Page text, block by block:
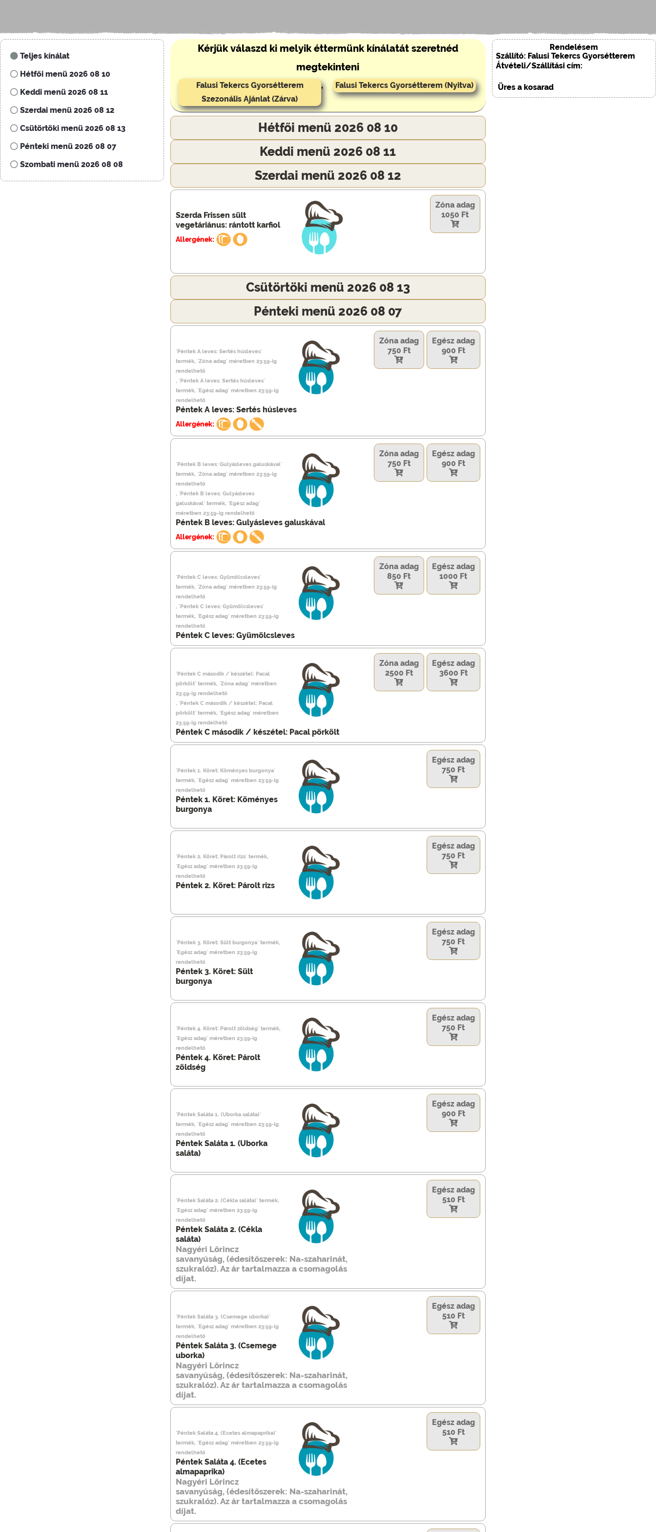
Teljes kínálat
Hétfői menü 2026 08 10
Keddi menü 2026 08 11
Szerdai menü 2026 08 12
Csütörtöki menü 2026 08 13
Pénteki menü 2026 08 07
Szombati menü 2026 08 08
Kérjük válaszd ki melyik éttermünk kínálatát szeretnéd
megtekinteni
Falusi Tekercs Gyorsétterem
Szezonális Ajánlat (Zárva)
, Falusi Tekercs Gyorsétterem (Nyitva)
Hétfői menü 2026 08 10
Keddi menü 2026 08 11
Szerdai menü 2026 08 12
Szerda Frissen sült
vegetáriánus: rántott karfiol
Allergének:
Zóna adag
1050 Ft
Csütörtöki menü 2026 08 13
Pénteki menü 2026 08 07
`Péntek A leves: Sertés húsleves`
termék, `Zóna adag` méretben 23:59-ig
rendelhető
, `Péntek A leves: Sertés húsleves`
termék, `Egész adag` méretben 23:59-ig
rendelhető
Péntek A leves: Sertés húsleves
Allergének:
Zóna adag
750 Ft
Egész adag
900 Ft
`Péntek B leves: Gulyásleves galuskával`
termék, `Zóna adag` méretben 23:59-ig
rendelhető
, `Péntek B leves: Gulyásleves
galuskával` termék, `Egész adag`
méretben 23:59-ig rendelhető
Péntek B leves: Gulyásleves galuskával
Allergének:
Zóna adag
750 Ft
Egész adag
900 Ft
`Péntek C leves: Gyümölcsleves`
termék, `Zóna adag` méretben 23:59-ig
rendelhető
, `Péntek C leves: Gyümölcsleves`
termék, `Egész adag` méretben 23:59-ig
rendelhető
Péntek C leves: Gyümölcsleves
Zóna adag
850 Ft
Egész adag
1000 Ft
`Péntek C második / készétel: Pacal
pörkölt` termék, `Zóna adag` méretben
23:59-ig rendelhető
, `Péntek C második / készétel: Pacal
pörkölt` termék, `Egész adag` méretben
23:59-ig rendelhető
Péntek C második / készétel: Pacal pörkölt
Zóna adag
2500 Ft
Egész adag
3600 Ft
`Péntek 1. Köret: Köményes burgonya`
termék, `Egész adag` méretben 23:59-ig
rendelhető
Péntek 1. Köret: Köményes
burgonya
Egész adag
750 Ft
`Péntek 2. Köret: Párolt rizs` termék,
`Egész adag` méretben 23:59-ig
rendelhető
Péntek 2. Köret: Párolt rizs
Egész adag
750 Ft
`Péntek 3. Köret: Sült burgonya` termék,
`Egész adag` méretben 23:59-ig
rendelhető
Péntek 3. Köret: Sült
burgonya
Egész adag
750 Ft
`Péntek 4. Köret: Párolt zöldség` termék,
`Egész adag` méretben 23:59-ig
rendelhető
Péntek 4. Köret: Párolt
zöldség
Egész adag
750 Ft
`Péntek Saláta 1. (Uborka saláta)`
termék, `Egész adag` méretben 23:59-ig
rendelhető
Péntek Saláta 1. (Uborka
saláta)
Egész adag
900 Ft
`Péntek Saláta 2. (Cékla saláta)` termék,
`Egész adag` méretben 23:59-ig
rendelhető
Péntek Saláta 2. (Cékla
saláta)
Nagyéri Lőrincz
savanyúság, (édesítőszerek: Na-szaharinát,
szukralóz). Az ár tartalmazza a csomagolás
díjat.
Egész adag
510 Ft
`Péntek Saláta 3. (Csemege uborka)`
termék, `Egész adag` méretben 23:59-ig
rendelhető
Péntek Saláta 3. (Csemege
uborka)
Nagyéri Lőrincz
savanyúság, (édesítőszerek: Na-szaharinát,
szukralóz). Az ár tartalmazza a csomagolás
díjat.
Egész adag
510 Ft
`Péntek Saláta 4. (Ecetes almapaprika)`
termék, `Egész adag` méretben 23:59-ig
rendelhető
Péntek Saláta 4. (Ecetes
almapaprika)
Nagyéri Lőrincz
savanyúság, (édesítőszerek: Na-szaharinát,
szukralóz). Az ár tartalmazza a csomagolás
díjat.
Egész adag
510 Ft
Rendelésem
Szállító: Falusi Tekercs Gyorsétterem
Átvételi/Szállítási cím:
Üres a kosarad